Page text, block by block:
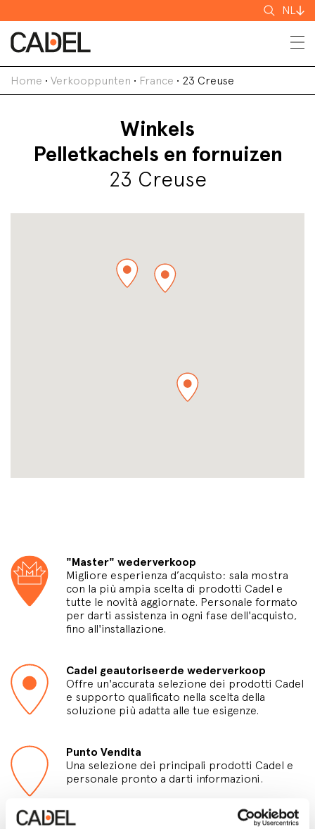
Zoeken
NL
Home • Verkooppunten • France • 23 Creuse
Winkels
Pelletkachels en fornuizen
23 Creuse
"Master" wederverkoop
Migliore esperienza d’acquisto: sala mostra
con la più ampia scelta di prodotti Cadel e
tutte le novità aggiornate. Personale formato
per darti assistenza in ogni fase dell'acquisto,
fino all'installazione.
Cadel geautoriseerde wederverkoop
Offre un'accurata selezione dei prodotti Cadel
e supporto qualificato nella scelta della
soluzione più adatta alle tue esigenze.
Punto Vendita
Una selezione dei principali prodotti Cadel e
personale pronto a darti informazioni.